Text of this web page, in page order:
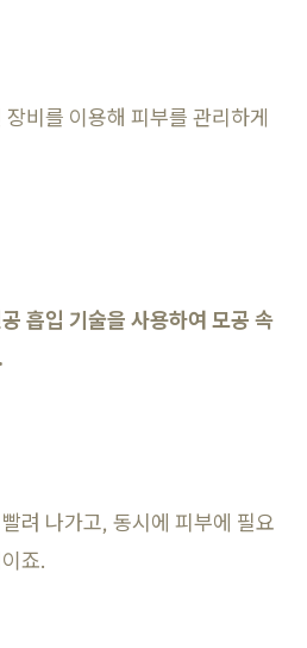
비를 이용해 피부를 관리하게
흡입 기술을 사용하여 모공 속
려 나가고, 동시에 피부에 필요
죠.